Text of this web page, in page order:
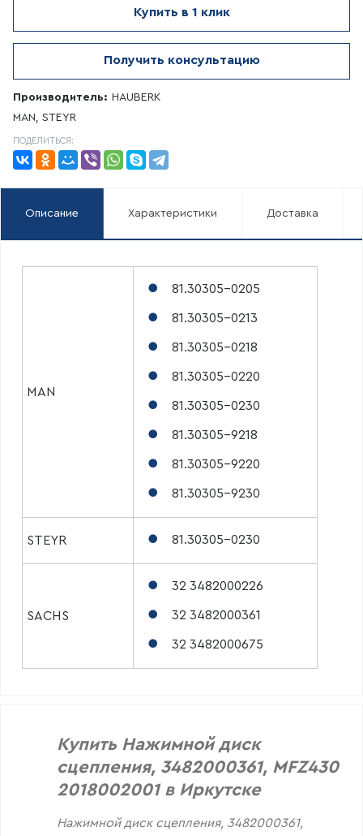
Купить в 1 клик
Получить консультацию
Производитель: HAUBERK
MAN, STEYR
ПОДЕЛИТЬСЯ:
Описание Характеристики Доставка
MAN
81.30305-0205
81.30305-0213
81.30305-0218
81.30305-0220
81.30305-0230
81.30305-9218
81.30305-9220
81.30305-9230
STEYR 81.30305-0230
SACHS
32 3482000226
32 3482000361
32 3482000675
Купить Нажимной диск
сцепления, 3482000361, MFZ430
2018002001 в Иркутске
Нажимной диск сцепления, 3482000361,